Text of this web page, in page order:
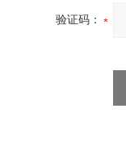
验证码：